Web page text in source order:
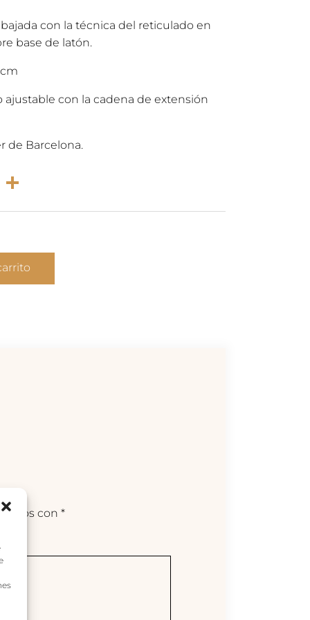
actual
39,00€.
con la técnica del reticulado en
base de latón.
con la cadena de extensión
de Barcelona.
con *